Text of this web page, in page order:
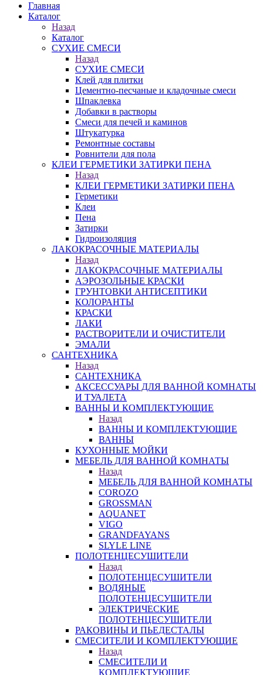
Главная
Каталог
Назад
Каталог
СУХИЕ СМЕСИ
Назад
СУХИЕ СМЕСИ
Клей для плитки
Цементно-песчаные и кладочные смеси
Шпаклевка
Добавки в растворы
Смеси для печей и каминов
Штукатурка
Ремонтные составы
Ровнители для пола
КЛЕИ ГЕРМЕТИКИ ЗАТИРКИ ПЕНА
Назад
КЛЕИ ГЕРМЕТИКИ ЗАТИРКИ ПЕНА
Герметики
Клеи
Пена
Затирки
Гидроизоляция
ЛАКОКРАСОЧНЫЕ МАТЕРИАЛЫ
Назад
ЛАКОКРАСОЧНЫЕ МАТЕРИАЛЫ
АЭРОЗОЛЬНЫЕ КРАСКИ
ГРУНТОВКИ АНТИСЕПТИКИ
КОЛОРАНТЫ
КРАСКИ
ЛАКИ
РАСТВОРИТЕЛИ И ОЧИСТИТЕЛИ
ЭМАЛИ
САНТЕХНИКА
Назад
САНТЕХНИКА
АКСЕССУАРЫ ДЛЯ ВАННОЙ КОМНАТЫ
И ТУАЛЕТА
ВАННЫ И КОМПЛЕКТУЮЩИЕ
Назад
ВАННЫ И КОМПЛЕКТУЮЩИЕ
ВАННЫ
КУХОННЫЕ МОЙКИ
МЕБЕЛЬ ДЛЯ ВАННОЙ КОМНАТЫ
Назад
МЕБЕЛЬ ДЛЯ ВАННОЙ КОМНАТЫ
COROZO
GROSSMAN
AQUANET
VIGO
GRANDFAYANS
SLYLE LINE
ПОЛОТЕНЦЕСУШИТЕЛИ
Назад
ПОЛОТЕНЦЕСУШИТЕЛИ
ВОДЯНЫЕ
ПОЛОТЕНЦЕСУШИТЕЛИ
ЭЛЕКТРИЧЕСКИЕ
ПОЛОТЕНЦЕСУШИТЕЛИ
РАКОВИНЫ И ПЬЕДЕСТАЛЫ
СМЕСИТЕЛИ И КОМПЛЕКТУЮЩИЕ
Назад
СМЕСИТЕЛИ И
КОМПЛЕКТУЮЩИЕ